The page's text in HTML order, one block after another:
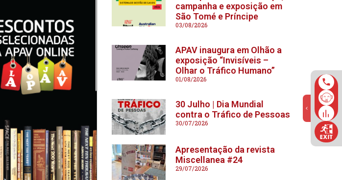
campanha e exposição em
São Tomé e Príncipe
03/08/2026
APAV inaugura em Olhão a
exposição “Invisíveis –
Olhar o Tráfico Humano”
01/08/2026
30 Julho | Dia Mundial
contra o Tráfico de Pessoas
30/07/2026
Apresentação da revista
Miscellanea #24
29/07/2026